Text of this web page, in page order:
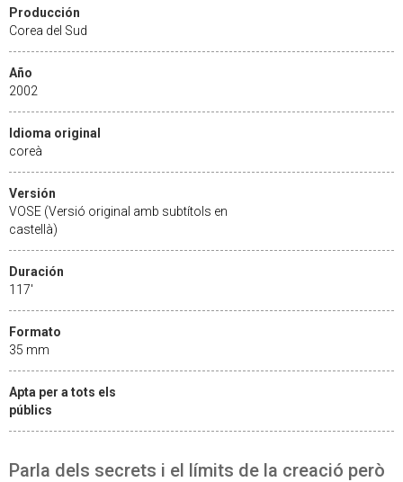
Producción
Corea del Sud
Año
2002
Idioma original
coreà
Versión
VOSE (Versió original amb subtítols en
castellà)
Duración
117'
Formato
35 mm
Apta per a tots els
públics
Parla dels secrets i el límits de la creació però